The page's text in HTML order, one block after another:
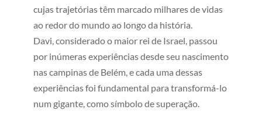
cujas trajetórias têm marcado milhares de vidas
ao redor do mundo ao longo da história.
Davi, considerado o maior rei de Israel, passou
por inúmeras experiências desde seu nascimento
nas campinas de Belém, e cada uma dessas
experiências foi fundamental para transformá-lo
num gigante, como símbolo de superação.